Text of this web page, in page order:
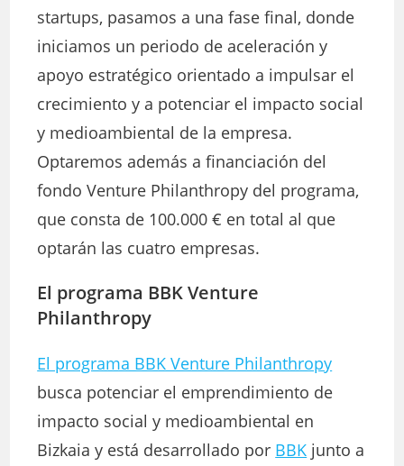
startups, pasamos a una fase final, donde
iniciamos un periodo de aceleración y
apoyo estratégico orientado a impulsar el
crecimiento y a potenciar el impacto social
y medioambiental de la empresa.
Optaremos además a financiación del
fondo Venture Philanthropy del programa,
que consta de 100.000 € en total al que
optarán las cuatro empresas.
El programa BBK Venture
Philanthropy
El programa BBK Venture Philanthropy
busca potenciar el emprendimiento de
impacto social y medioambiental en
Bizkaia y está desarrollado por BBK junto a